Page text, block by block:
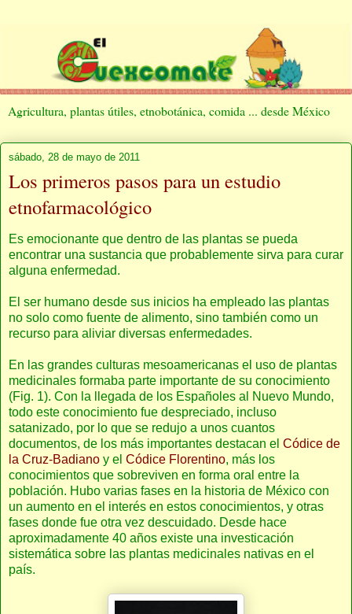
Agricultura, plantas útiles, etnobotánica, comida ... desde México
sábado, 28 de mayo de 2011
Los primeros pasos para un estudio
etnofarmacológico
Es emocionante que dentro de las plantas se pueda
encontrar una sustancia que probablemente sirva para curar
alguna enfermedad.
El ser humano desde sus inicios ha empleado las plantas
no solo como fuente de alimento, sino también como un
recurso para aliviar diversas enfermedades.
En las grandes culturas mesoamericanas el uso de plantas
medicinales formaba parte importante de su conocimiento
(Fig. 1). Con la llegada de los Españoles al Nuevo Mundo,
todo este conocimiento fue despreciado, incluso
satanizado, por lo que se redujo a unos cuantos
documentos, de los más importantes destacan el Códice de
la Cruz-Badiano y el Códice Florentino, más los
conocimientos que sobreviven en forma oral entre la
población. Hubo varias fases en la historia de México con
un aumento en el interés en estos conocimientos, y otras
fases donde fue otra vez descuidado. Desde hace
aproximadamente 40 años existe una investicación
sistemática sobre las plantas medicinales nativas en el
país.